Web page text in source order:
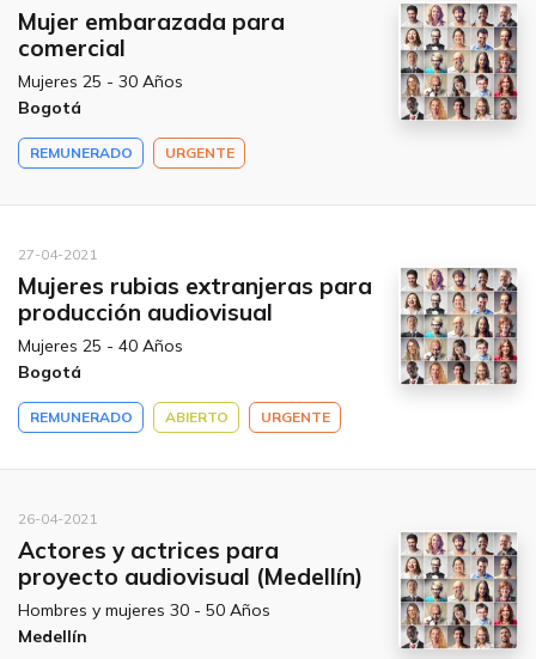
Mujer embarazada para
comercial
Mujeres 25 - 30 Años
Bogotá
REMUNERADO URGENTE
27-04-2021
Mujeres rubias extranjeras para
producción audiovisual
Mujeres 25 - 40 Años
Bogotá
REMUNERADO ABIERTO URGENTE
26-04-2021
Actores y actrices para
proyecto audiovisual (Medellín)
Hombres y mujeres 30 - 50 Años
Medellín